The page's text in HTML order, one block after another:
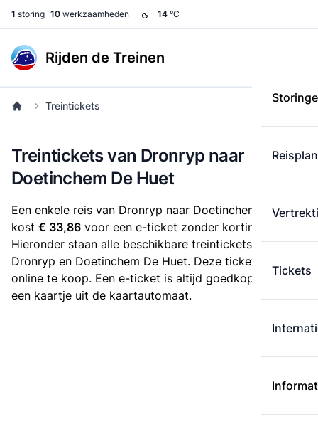
1 storing 10 werkzaamheden 14 °C
Rijden de Treinen
Tickets
Treintickets
Treintickets van Dronryp naar
Doetinchem De Huet
Een enkele reis van Dronryp naar Doetinchem De Huet
kost € 33,86 voor een e-ticket zonder korting.
Hieronder staan alle beschikbare treintickets tussen
Dronryp en Doetinchem De Huet. Deze tickets zijn
online te koop. Een e-ticket is altijd goedkoper dan
een kaartje uit de kaartautomaat.